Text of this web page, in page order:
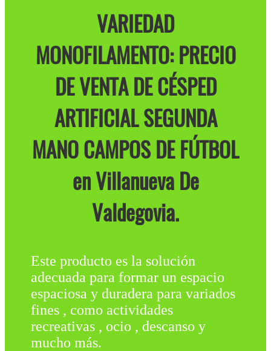
VARIEDAD
MONOFILAMENTO: PRECIO
DE VENTA DE CÉSPED
ARTIFICIAL SEGUNDA
MANO CAMPOS DE FÚTBOL
en Villanueva De
Valdegovia.
Este producto es la solución
adecuada para formar un espacio
espaciosa y duradera para variados
fines , como actividades
recreativas , ocio , descanso y
mucho más.